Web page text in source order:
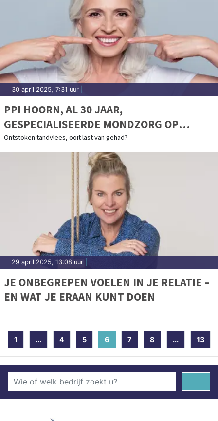
30 april 2025, 7:31 uur
PPI HOORN, AL 30 JAAR,
GESPECIALISEERDE MONDZORG OP
TOPNIVEAU
Ontstoken tandvlees, ooit last van gehad?
29 april 2025, 13:08 uur
JE ONBEGREPEN VOELEN IN JE RELATIE –
EN WAT JE ERAAN KUNT DOEN
1 ... 4 5 6 (current)
7 8 ... 13